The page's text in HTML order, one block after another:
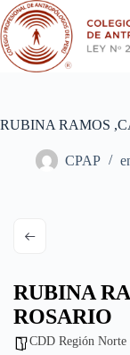
Saltar
al
contenido
RUBINA RAMOS
CPAP
RUBINA
ROSARIO
CDD Región Norte